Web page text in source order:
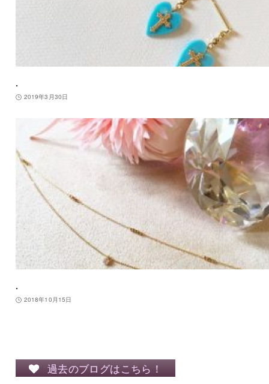
.
2019年3月30日
.
2018年10月15日
過去のブログはこちら！